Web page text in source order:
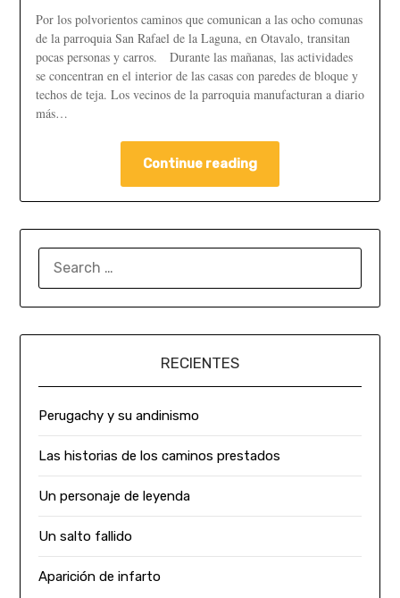
Por los polvorientos caminos que comunican a las ocho comunas
de la parroquia San Rafael de la Laguna, en Otavalo, transitan
pocas personas y carros. Durante las mañanas, las actividades
se concentran en el interior de las casas con paredes de bloque y
techos de teja. Los vecinos de la parroquia manufacturan a diario
más…
Continue reading
RECIENTES
Perugachy y su andinismo
Las historias de los caminos prestados
Un personaje de leyenda
Un salto fallido
Aparición de infarto